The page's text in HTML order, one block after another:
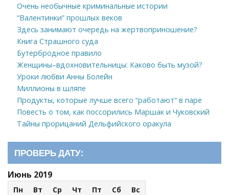
Очень необычные криминальные истории
“Валентинки” прошлых веков
Здесь занимают очередь на жертвоприношение?
Книга Страшного суда
Бутербродное правило
Женщины–вдохновительницы: Каково быть музой?
Уроки любви Анны Болейн
Миллионы в шляпе
Продукты, которые лучше всего “работают” в паре
Повесть о том, как поссорились Маршак и Чуковский
Тайны прорицаний Дельфийского оракула
ПРОВЕРЬ ДАТУ:
Июнь 2019
Пн Вт Ср Чт Пт Сб
Вс